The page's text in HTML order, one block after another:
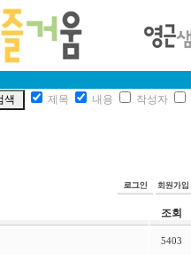
제목 내용 작성자
조회
5403